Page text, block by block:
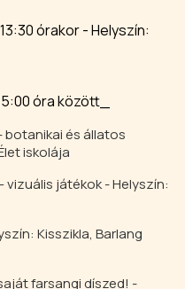
órakor - Helyszín:
óra között_
botanikai és állatos
iskolája
játékok - Helyszín:
Kisszikla, Barlang
farsangi díszed! -